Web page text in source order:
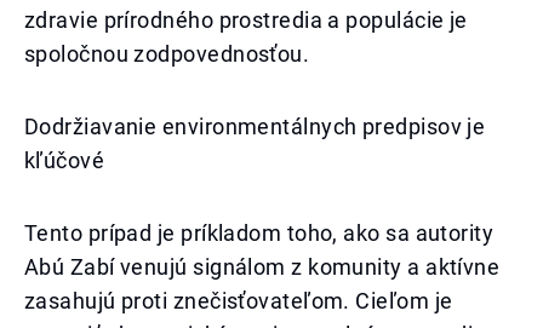
zdravie prírodného prostredia a populácie je
spoločnou zodpovednosťou.
Dodržiavanie environmentálnych predpisov je
kľúčové
Tento prípad je príkladom toho, ako sa autority
Abú Zabí venujú signálom z komunity a aktívne
zasahujú proti znečisťovateľom. Cieľom je